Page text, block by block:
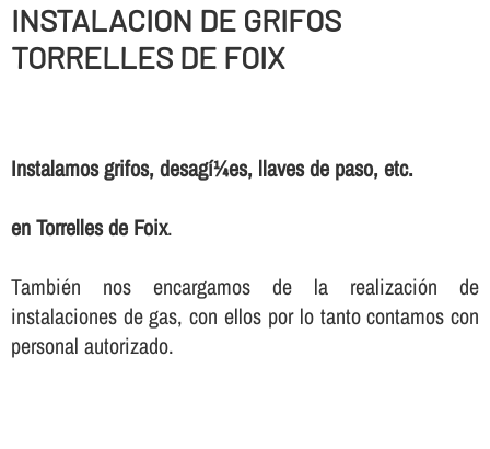
INSTALACION DE GRIFOS
TORRELLES DE FOIX
Instalamos grifos, desagí¼es, llaves de paso, etc.
en Torrelles de Foix.
También nos encargamos de la realización de
instalaciones de gas, con ellos por lo tanto contamos con
personal autorizado.